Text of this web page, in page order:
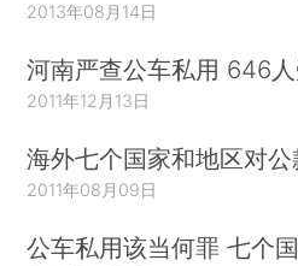
2013年08月14日
河南严查公车私用 646
2011年12月13日
海外七个国家和地区对
2011年08月09日
公车私用该当何罪 七个